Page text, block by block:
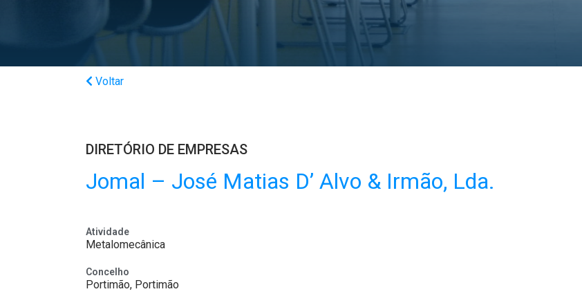
Voltar
DIRETÓRIO DE EMPRESAS
Jomal – José Matias D’ Alvo & Irmão, Lda.
Atividade
Metalomecânica
Concelho
Portimão, Portimão